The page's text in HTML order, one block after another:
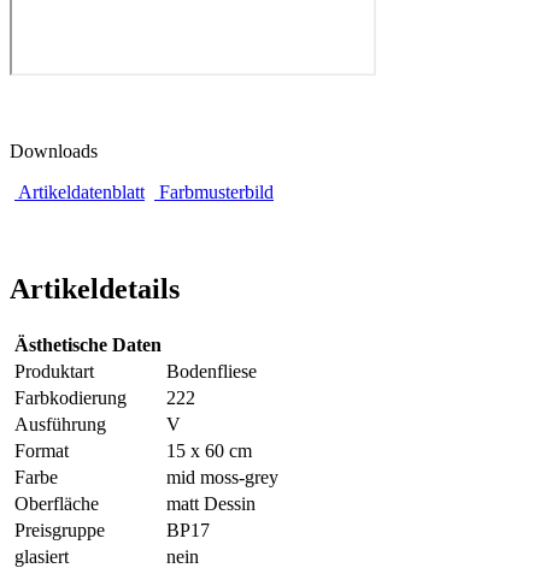
Downloads
Artikeldatenblatt
Farbmusterbild
Artikeldetails
Ästhetische Daten
Produktart
Bodenfliese
Farbkodierung
222
Ausführung
V
Format
15 x 60 cm
Farbe
mid moss-grey
Oberfläche
matt Dessin
Preisgruppe
BP17
glasiert
nein